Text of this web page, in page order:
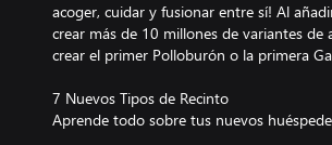
acoger, cuidar y fusionar entre sí! Al
crear más de 10 millones de variantes de
crear el primer Polloburón o la primera
7 Nuevos Tipos de Recinto
Aprende todo sobre tus nuevos